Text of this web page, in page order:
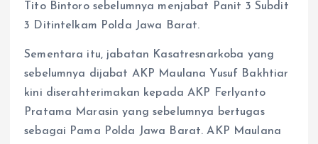
Tito Bintoro sebelumnya menjabat Panit 3 Subdit
3 Ditintelkam Polda Jawa Barat.
Sementara itu, jabatan Kasatresnarkoba yang
sebelumnya dijabat AKP Maulana Yusuf Bakhtiar
kini diserahterimakan kepada AKP Ferlyanto
Pratama Marasin yang sebelumnya bertugas
sebagai Pama Polda Jawa Barat. AKP Maulana